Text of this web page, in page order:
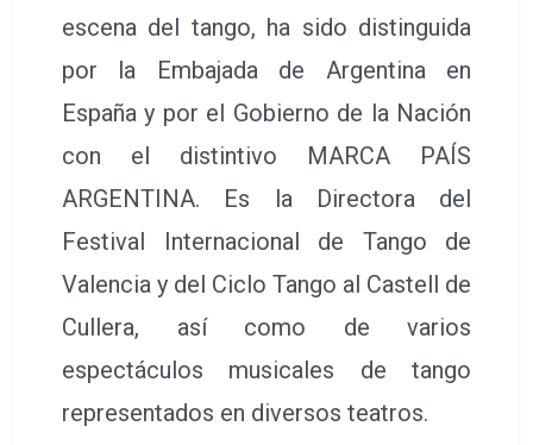
escena del tango, ha sido distinguida
por la Embajada de Argentina en
España y por el Gobierno de la Nación
con el distintivo MARCA PAÍS
ARGENTINA. Es la Directora del
Festival Internacional de Tango de
Valencia y del Ciclo Tango al Castell de
Cullera, así como de varios
espectáculos musicales de tango
representados en diversos teatros.